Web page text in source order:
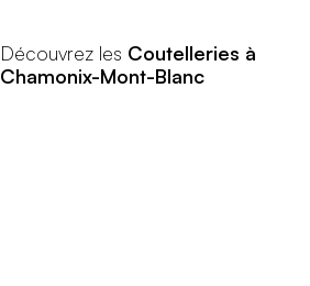
Découvrez les Coutelleries à
Chamonix-Mont-Blanc